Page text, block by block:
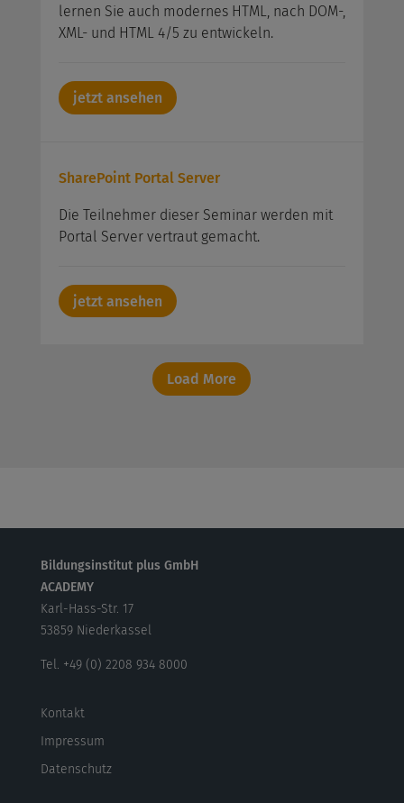
lernen Sie auch modernes HTML, nach DOM-,
XML- und HTML 4/5 zu entwickeln.
jetzt ansehen
SharePoint Portal Server
Die Teilnehmer dieser Seminar werden mit
Portal Server vertraut gemacht.
jetzt ansehen
Load More
Bildungsinstitut plus GmbH
ACADEMY
Karl-Hass-Str. 17
53859 Niederkassel
Tel. +49 (0) 2208 934 8000
Kontakt
Impressum
Datenschutz